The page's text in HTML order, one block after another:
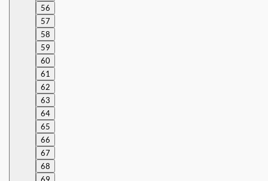
56
57
58
59
60
61
62
63
64
65
66
67
68